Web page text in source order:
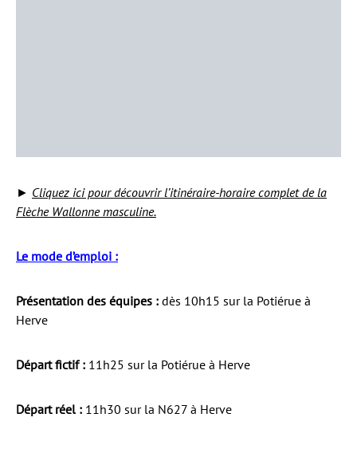
► Cliquez ici pour découvrir l’itinéraire-horaire complet de la
Flèche Wallonne masculine.
Le mode d’emploi :
Présentation des équipes : dès 10h15 sur la Potiérue à
Herve
Départ fictif : 11h25 sur la Potiérue à Herve
Départ réel : 11h30 sur la N627 à Herve